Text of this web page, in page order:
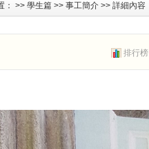
： >> 學生篇 >> 事工簡介 >> 詳細內容
排行榜